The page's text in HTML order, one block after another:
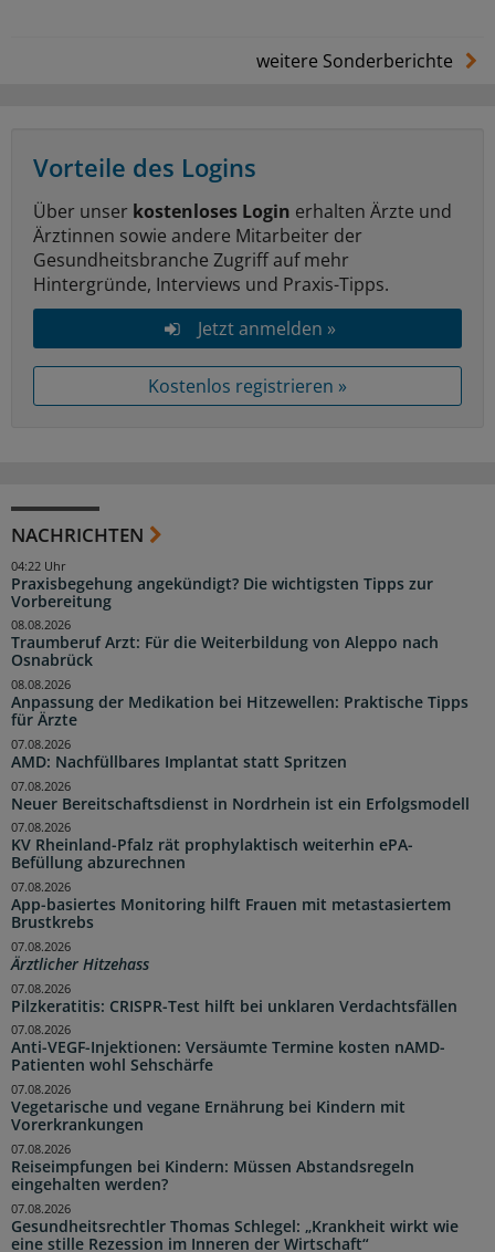
weitere Sonderberichte
Vorteile des Logins
Über unser kostenloses Login erhalten Ärzte und
Ärztinnen sowie andere Mitarbeiter der
Gesundheitsbranche Zugriff auf mehr
Hintergründe, Interviews und Praxis-Tipps.
Jetzt anmelden »
Kostenlos registrieren »
NACHRICHTEN
Praxisbegehung angekündigt? Die wichtigsten Tipps zur
Vorbereitung
04:22 Uhr
Traumberuf Arzt: Für die Weiterbildung von Aleppo nach
Osnabrück
08.08.2026
Anpassung der Medikation bei Hitzewellen: Praktische Tipps
für Ärzte
08.08.2026
AMD: Nachfüllbares Implantat statt Spritzen
07.08.2026
Neuer Bereitschaftsdienst in Nordrhein ist ein Erfolgsmodell
07.08.2026
KV Rheinland-Pfalz rät prophylaktisch weiterhin ePA-
Befüllung abzurechnen
07.08.2026
App-basiertes Monitoring hilft Frauen mit metastasiertem
Brustkrebs
07.08.2026
Ärztlicher Hitzehass
07.08.2026
Pilzkeratitis: CRISPR-Test hilft bei unklaren Verdachtsfällen
07.08.2026
Anti-VEGF-Injektionen: Versäumte Termine kosten nAMD-
Patienten wohl Sehschärfe
07.08.2026
Vegetarische und vegane Ernährung bei Kindern mit
Vorerkrankungen
07.08.2026
Reiseimpfungen bei Kindern: Müssen Abstandsregeln
eingehalten werden?
07.08.2026
Gesundheitsrechtler Thomas Schlegel: „Krankheit wirkt wie
eine stille Rezession im Inneren der Wirtschaft“
07.08.2026